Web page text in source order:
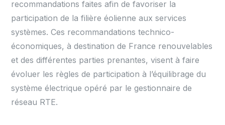
recommandations faites afin de favoriser la
participation de la filière éolienne aux services
systèmes. Ces recommandations technico-
économiques, à destination de France renouvelables
et des différentes parties prenantes, visent à faire
évoluer les règles de participation à l’équilibrage du
système électrique opéré par le gestionnaire de
réseau RTE.